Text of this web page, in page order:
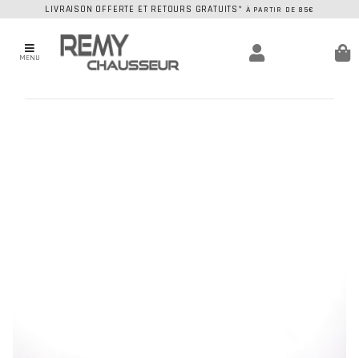
LIVRAISON OFFERTE ET RETOURS GRATUITS* À PARTIR DE 85€
MENU